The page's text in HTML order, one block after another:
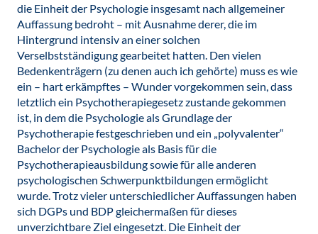
die Einheit der Psychologie insgesamt nach allgemeiner
Auffassung bedroht – mit Ausnahme derer, die im
Hintergrund intensiv an einer solchen
Verselbstständigung gearbeitet hatten. Den vielen
Bedenkenträgern (zu denen auch ich gehörte) muss es wie
ein – hart erkämpftes – Wunder vorgekommen sein, dass
letztlich ein Psychotherapiegesetz zustande gekommen
ist, in dem die Psychologie als Grundlage der
Psychotherapie festgeschrieben und ein „polyvalenter“
Bachelor der Psychologie als Basis für die
Psychotherapieausbildung sowie für alle anderen
psychologischen Schwerpunktbildungen ermöglicht
wurde. Trotz vieler unterschiedlicher Auffassungen haben
sich DGPs und BDP gleichermaßen für dieses
unverzichtbare Ziel eingesetzt. Die Einheit der